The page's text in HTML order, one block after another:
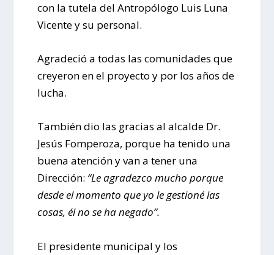
con la tutela del Antropólogo Luis Luna
Vicente y su personal.
Agradeció a todas las comunidades que
creyeron en el proyecto y por los años de
lucha.
También dio las gracias al alcalde Dr.
Jesús Fomperoza, porque ha tenido una
buena atención y van a tener una
Dirección: “Le agradezco mucho porque
desde el momento que yo le gestioné las
cosas, él no se ha negado”.
El presidente municipal y los